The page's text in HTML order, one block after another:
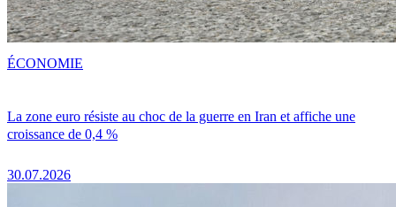
La zone euro résiste au choc de la guerre en Iran et affiche une
croissance de 0,4 %
30.07.2026
ÉCONOMIE